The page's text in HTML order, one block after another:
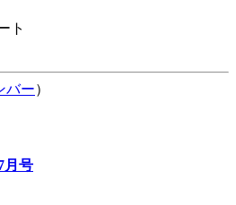
ト
バー）
月号